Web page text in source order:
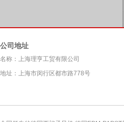
公司地址
名称：上海理亨工贸有限公司
地址：上海市闵行区都市路778号